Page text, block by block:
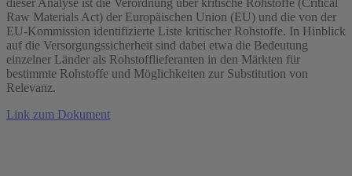
dieser Analyse ist die Verordnung über kritische Rohstoffe (Critical
Raw Materials Act) der Europäischen Union (EU) und die von der
EU-Kommission identifizierte Liste kritischer Rohstoffe. In Hinblick
auf die Versorgungssicherheit sind dabei etwa die Bedeutung
einzelner Länder als Rohstofflieferanten in den Märkten für
bestimmte Rohstoffe und Möglichkeiten zur Substitution von
Relevanz.
Link zum Dokument